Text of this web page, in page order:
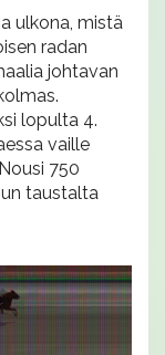
ulkona, mistä
radan
johtavan
lopulta 4.
vaille
750
taustalta